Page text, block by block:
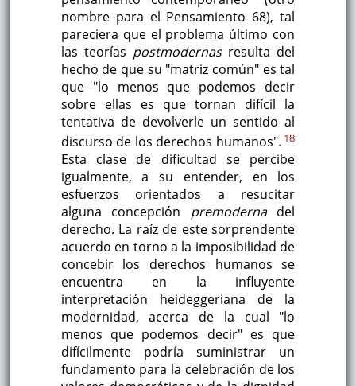
nombre para el Pensamiento 68), tal
pareciera que el problema último con
las teorías postmodernasresulta del
hecho de que su "matriz común" es tal
que "lo menos que podemos decir
sobre ellas es que tornan difícil la
tentativa de devolverle un sentido al
discurso de los derechos humanos". 18
Esta clase de dificultad se percibe
igualmente, a su entender, en los
esfuerzos orientados a resucitar
alguna concepción premodernadel
derecho. La raíz de este sorprendente
acuerdo en torno a la imposibilidad de
concebir los derechos humanos se
encuentra en la influyente
interpretación heideggeriana de la
modernidad, acerca de la cual "lo
menos que podemos decir" es que
difícilmente podría suministrar un
fundamento para la celebración de los